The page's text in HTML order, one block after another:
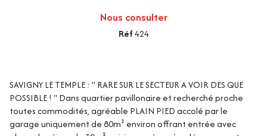
Nous consulter
Réf424
SAVIGNY LE TEMPLE : '' RARE SUR LE SECTEUR A VOIR DES QUE
POSSIBLE ! '' Dans quartier pavillonaire et recherché proche
toutes commodités, agréable PLAIN PIED accolé par le
garage uniquement de 80m² environ offrant entrée avec